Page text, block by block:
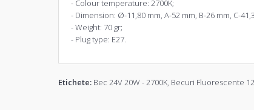
- Colour temperature: 2700K;
- Dimension: Ø-11,80 mm, A-52 mm, B-26 mm, C-
- Weight: 70 gr;
- Plug type: E27.
Etichete: Bec 24V 20W - 2700K, Becuri Fluorescente